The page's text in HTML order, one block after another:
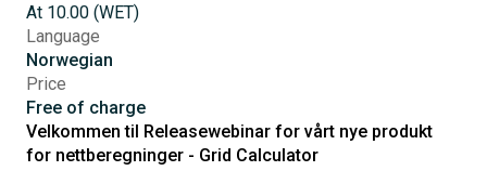
At 10.00 (WET)
Language
Norwegian
Price
Free of charge
Velkommen til Releasewebinar for vårt nye produkt
for nettberegninger - Grid Calculator